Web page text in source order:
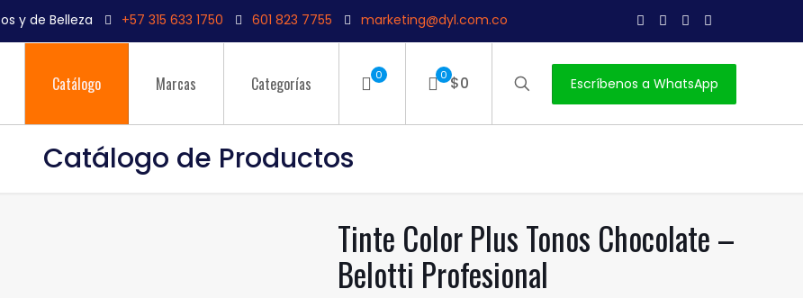
y de Belleza +57 315 633 1750 601 823 7755 marketing@dyl.com.co
Catálogo Marcas Categorías 0 0 $0 Escríbenos a WhatsApp
Catálogo de Productos
Tinte Color Plus Tonos Chocolate –
Belotti Profesional